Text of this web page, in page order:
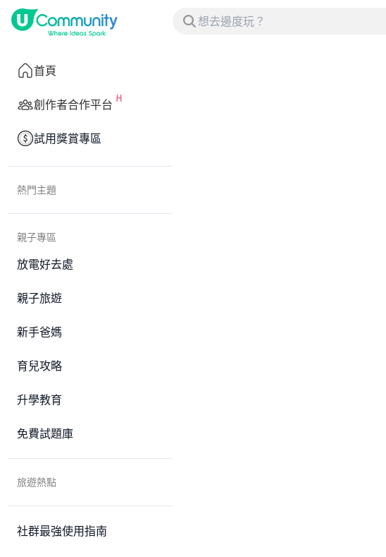
首頁
創作者合作平台
試用獎賞專區
熱門主題
親子專區
放電好去處
親子旅遊
新手爸媽
育兒攻略
升學教育
免費試題庫
旅遊熱點
社群最強使用指南